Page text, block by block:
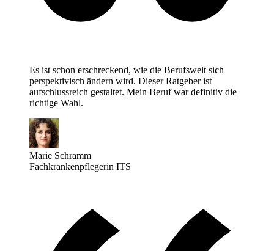
Es ist schon erschreckend, wie die Berufswelt sich
perspektivisch ändern wird. Dieser Ratgeber ist
aufschlussreich gestaltet. Mein Beruf war definitiv die
richtige Wahl.
Marie Schramm
Fachkrankenpflegerin ITS